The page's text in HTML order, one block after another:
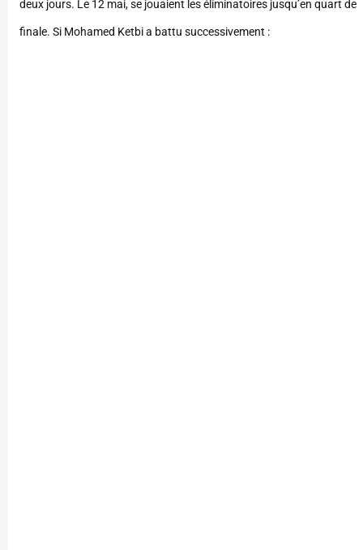
deux jours. Le 12 mai, se jouaient les éliminatoires jusqu’en quart de
finale. Si Mohamed Ketbi a battu successivement :